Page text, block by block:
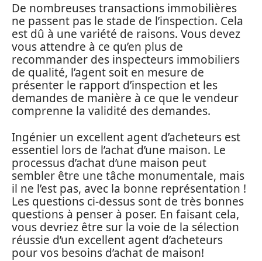
De nombreuses transactions immobilières
ne passent pas le stade de l’inspection. Cela
est dû à une variété de raisons. Vous devez
vous attendre à ce qu’en plus de
recommander des inspecteurs immobiliers
de qualité, l’agent soit en mesure de
présenter le rapport d’inspection et les
demandes de manière à ce que le vendeur
comprenne la validité des demandes.
Ingénier un excellent agent d’acheteurs est
essentiel lors de l’achat d’une maison. Le
processus d’achat d’une maison peut
sembler être une tâche monumentale, mais
il ne l’est pas, avec la bonne représentation !
Les questions ci-dessus sont de très bonnes
questions à penser à poser. En faisant cela,
vous devriez être sur la voie de la sélection
réussie d’un excellent agent d’acheteurs
pour vos besoins d’achat de maison!